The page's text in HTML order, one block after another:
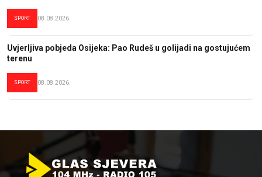
SPORT 08.08.2026.
Uvjerljiva pobjeda Osijeka: Pao Rudeš u golijadi na gostujućem
terenu
SPORT 08.08.2026.